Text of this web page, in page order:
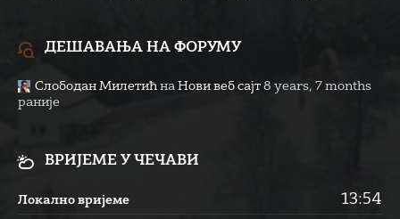
ДЕШАВАЊА НА ФОРУМУ
Слободан Милетић на Нови веб сајт 8 years, 7 months
раније
ВРИЈЕМЕ У ЧЕЧАВИ
Локално вријеме 13:54